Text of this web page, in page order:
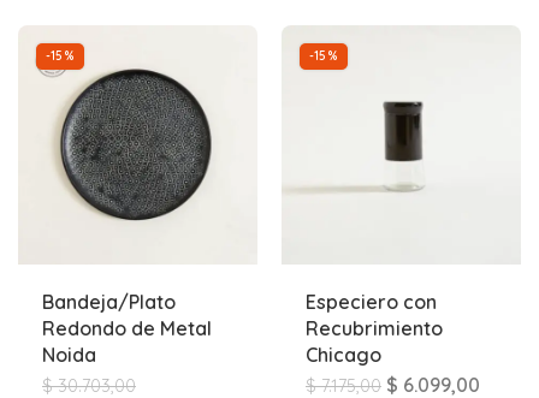
-15%
Bandeja/Plato
Redondo de Metal
Noida
$30.703,00
-15%
Especiero con
Recubrimiento
Chicago
$7.175,00 $ 6.099,00